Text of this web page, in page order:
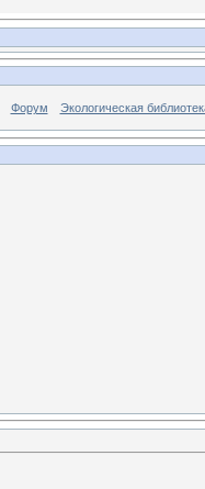
Форум Экологическая